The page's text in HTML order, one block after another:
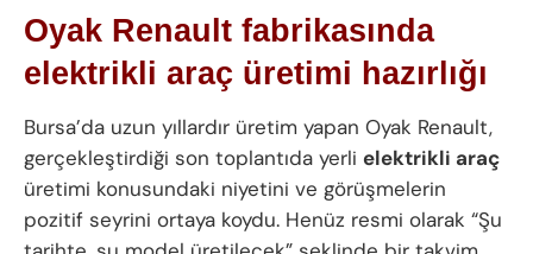
Oyak Renault fabrikasında
elektrikli araç üretimi hazırlığı
Bursa’da uzun yıllardır üretim yapan Oyak Renault,
gerçekleştirdiği son toplantıda yerli elektrikli araç
üretimi konusundaki niyetini ve görüşmelerin
pozitif seyrini ortaya koydu. Henüz resmi olarak “Şu